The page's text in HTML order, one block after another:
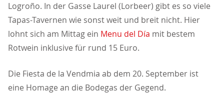
Logroño. In der Gasse Laurel (Lorbeer) gibt es so viele
Tapas-Tavernen wie sonst weit und breit nicht. Hier
lohnt sich am Mittag ein Menu del Día mit bestem
Rotwein inklusive für rund 15 Euro.
Die Fiesta de la Vendmia ab dem 20. September ist
eine Homage an die Bodegas der Gegend.